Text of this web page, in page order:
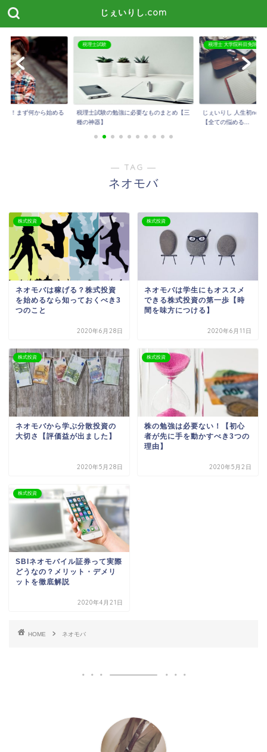
じぇいりし.com
い！まず何から始める
税理士試験
税理士試験の勉強に必要なものまとめ【三
種の神器】
税理士 大学院科目免除
じぇいりし 人生初note
【全ての悩める...
― TAG ―
ネオモバ
株式投資
ネオモバは稼げる？株式投資
を始めるなら知っておくべき3
つのこと
2020年6月28日
株式投資
ネオモバは学生にもオススメ
できる株式投資の第一歩【時
間を味方につける】
2020年6月11日
株式投資
ネオモバから学ぶ分散投資の
大切さ【評価益が出ました】
2020年5月28日
株式投資
株の勉強は必要ない！【初心
者が先に手を動かすべき3つの
理由】
2020年5月2日
株式投資
SBIネオモバイル証券って実際
どうなの？メリット・デメリ
ットを徹底解説
2020年4月21日
HOME ネオモバ